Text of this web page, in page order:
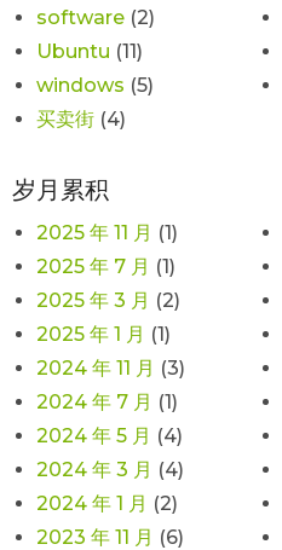
software (2)
Ubuntu (11)
windows (5)
买卖街 (4)
岁月累积
2025 年 11 月 (1)
2025 年 7 月 (1)
2025 年 3 月 (2)
2025 年 1 月 (1)
2024 年 11 月 (3)
2024 年 7 月 (1)
2024 年 5 月 (4)
2024 年 3 月 (4)
2024 年 1 月 (2)
2023 年 11 月 (6)